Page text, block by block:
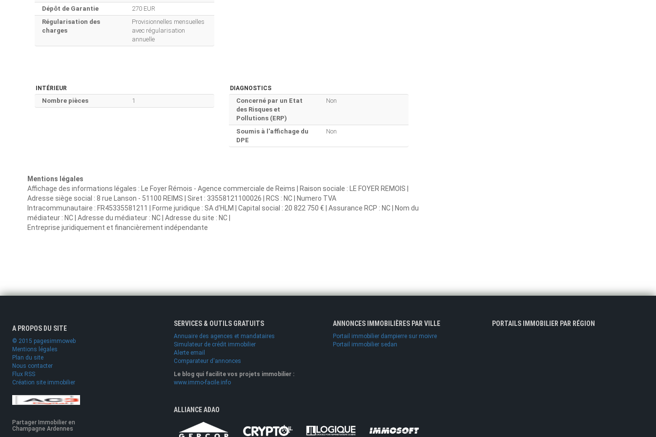
Dépôt de Garantie
270 EUR
Régularisation des
charges
Provisionnelles mensuelles
avec régularisation
annuelle
INTÉRIEUR
Nombre pièces 1
DIAGNOSTICS
Concerné par un Etat
des Risques et
Pollutions (ERP)
Non
Soumis à l'affichage du
DPE
Non
Mentions légales
Affichage des informations légales : Le Foyer Rémois - Agence commerciale de Reims | Raison sociale : LE FOYER REMOIS |
Adresse siège social : 8 rue Lanson - 51100 REIMS | Siret : 33558121100026 | RCS : NC | Numero TVA
Intracommunautaire : FR45335581211 | Forme juridique : SA d'HLM | Capital social : 20 822 750 € | Assurance RCP : NC | Nom du
médiateur : NC | Adresse du médiateur : NC | Adresse du site : NC |
Entreprise juridiquement et financièrement indépendante
A PROPOS DU SITE
© 2015 pagesimmoweb
Mentions légales
Plan du site
Nous contacter
Flux RSS
Création site immobilier
Partager Immobilier en
Champagne Ardennes
SERVICES & OUTILS GRATUITS
Annuaire des agences et mandataires
Simulateur de crédit immobilier
Alerte email
Comparateur d'annonces
Le blog qui facilite vos projets immobilier :
www.immo-facile.info
ANNONCES IMMOBILIÈRES PAR VILLE
Portail immobilier dampierre sur moivre
Portail immobilier sedan
ALLIANCE ADAO
PORTAILS IMMOBILIER PAR RÉGION